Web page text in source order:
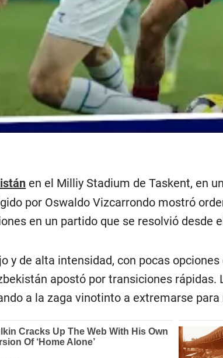
en el Milliy Stadium de Taskent, en
por Oswaldo Vizcarrondo mostró
en un partido que se resolvió desde
y de alta intensidad, con pocas
apostó por transiciones
a la zaga vinotinto a extremarse